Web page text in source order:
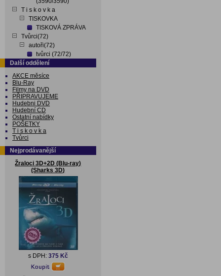
T i s k o v k a
TISKOVKA
TISKOVÁ ZPRÁVA
Tvůrci(72)
autoři(72)
tvůrci (72/72)
Další oddělení
AKCE měsíce
Blu-Ray
Filmy na DVD
PŘIPRAVUJEME
Hudebni DVD
Hudební CD
Ostatní nabídky
POŠETKY
T i s k o v k a
Tvůrci
Nejprodávanější
Žraloci 3D+2D (Blu-ray)
(Sharks 3D)
s DPH: 375 Kč